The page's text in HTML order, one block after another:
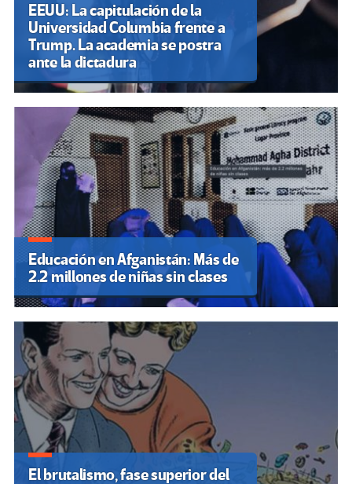
EEUU: La capitulación de la
Universidad Columbia frente a
Trump. La academia se postra
ante la dictadura
Educación en Afganistán: Más de
2.2 millones de niñas sin clases
El brutalismo, fase superior del